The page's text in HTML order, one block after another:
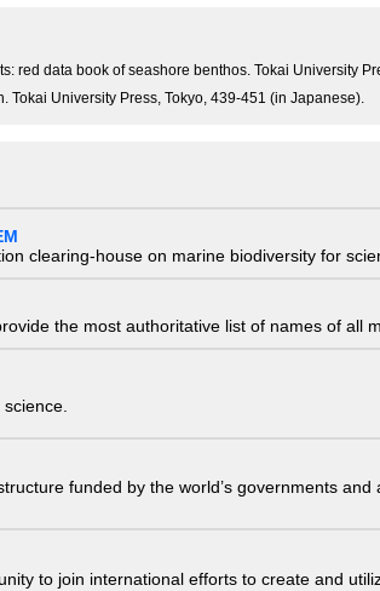
data book of seashore benthos. Tokai University
University Press, Tokyo, 439-451 (in Japanese).
clearing-house on marine biodiversity for
the most authoritative list of names of all
funded by the world’s governments
to join international efforts to create and